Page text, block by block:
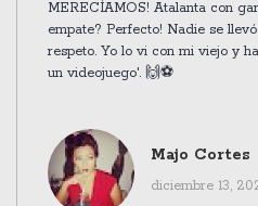
MERECÍAMOS! Atalanta con
empate? Perfecto! Nadie se
respeto. Yo lo vi con mi viejo y
un videojuego'. 🙌⚽
Majo Cortes
diciembre 13,